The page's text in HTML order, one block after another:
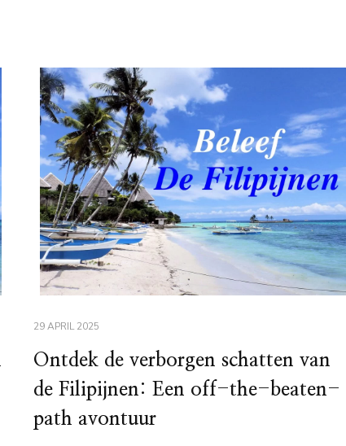
29 APRIL 2025
Ontdek de verborgen schatten van
de Filipijnen: Een off-the-beaten-
path avontuur